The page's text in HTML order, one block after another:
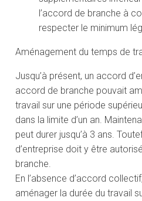
l’accord de branche à
respecter le minimum
Aménagement du temps de
Jusqu’à présent, un accord
accord de branche pouvait
travail sur une période
dans la limite d’un an.
peut durer jusqu’à 3 ans.
d’entreprise doit y être
branche.
En l’absence d’accord
aménager la durée du travail